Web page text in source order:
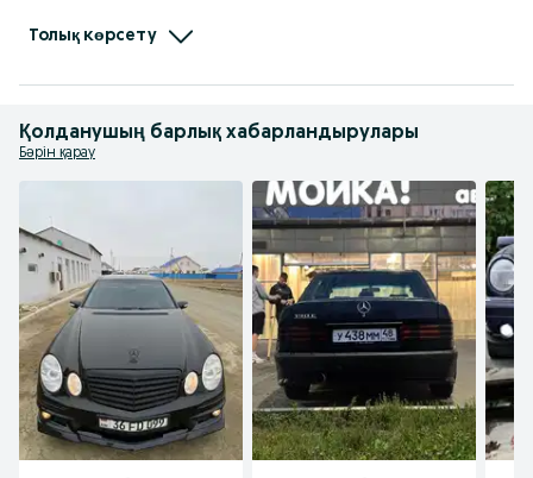
Работаем более 10 лет, своё производство, свои формы, опытная команда
мастеров.
Толық көрсету
Қолданушың барлық хабарландырулары
Бәрін қарау